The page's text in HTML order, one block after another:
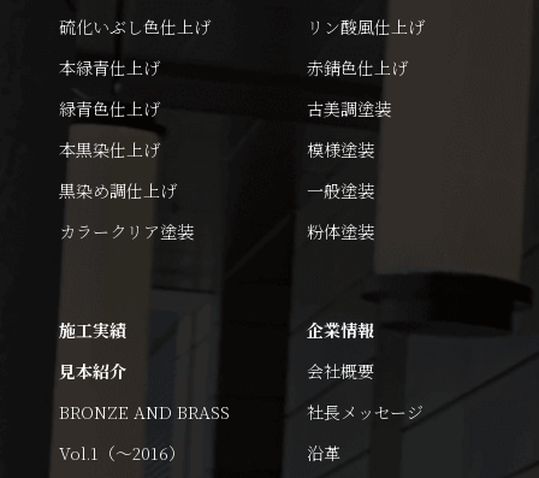
硫化いぶし色仕上げ
本緑青仕上げ
緑青色仕上げ
本黒染仕上げ
黒染め調仕上げ
カラークリア塗装
リン酸風仕上げ
赤錆色仕上げ
古美調塗装
模様塗装
一般塗装
粉体塗装
施工実績
見本紹介
BRONZE AND BRASS
Vol.1（～2016）
企業情報
会社概要
社長メッセージ
沿革